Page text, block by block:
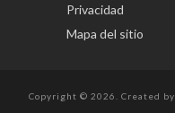
Privacidad
Mapa del sitio
Copyright © 2026. Created by